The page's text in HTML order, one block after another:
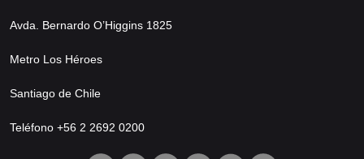
Avda. Bernardo O’Higgins 1825
Metro Los Héroes
Santiago de Chile
Teléfono +56 2 2692 0200